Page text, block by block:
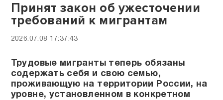
Принят закон об ужесточении
требований к мигрантам
2026.07.08 17:37:43
Трудовые мигранты теперь обязаны
содержать себя и свою семью,
проживающую на территории России, на
уровне, установленном в конкретном